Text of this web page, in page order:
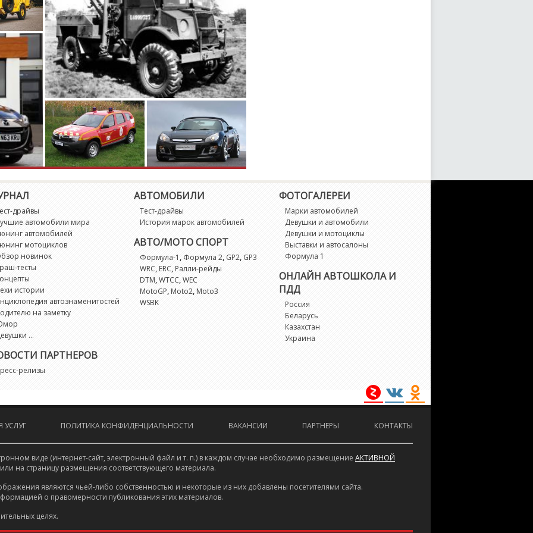
GLB-Class AMG
GLC Coupe
GLC-Class
GLC-Class AMG
GLS-Class AMG
драйвы
автомобили мира
автомобилей
мотоциклов
новинок
тесты
истории
автознаменитостей
на заметку
...
ПАРТНЕРОВ
релизы
АВТОМОБИЛИ
Тест-драйвы
История марок автомобилей
АВТО/МОТО СПОРТ
Формула-1 , Формула 2, GP2, GP3
WRC,ERC,Ралли-рейды
DTM,WTCC,WEC
MotoGP,Moto2,Moto3
WSBK
ФОТОГАЛЕРЕИ
Марки автомобилей
Девушки и автомобили
Девушки и мотоциклы
Выставки и автосалоны
Формула 1
ОНЛАЙН АВТОШКОЛА И
ПДД
Россия
Беларусь
Казахстан
Украина
УСЛУГ ПОЛИТИКА КОНФИДЕНЦИАЛЬНОСТИ ВАКАНСИИ ПАРТНЕРЫ КОНТАКТЫ
виде (интернет-сайт, электронный файл и т. п.) в каждом случае необходимо размещение АКТИВНОЙ
на страницу размещения соответствующего материала.
являются чьей-либо собственностью и некоторые из них добавлены посетителями сайта.
о правомерности публикования этих материалов.
целях.